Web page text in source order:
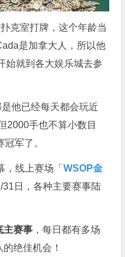
克室打牌，这个年龄当
是加拿大人，所以他
始就到各大娱乐城去参
他已经每天都会玩近
2000手也不算小数目
军了。
，线上赛场「WSOP金
31日，各种主要赛事陆
主赛事 ，每日都有多场
绝佳机会！